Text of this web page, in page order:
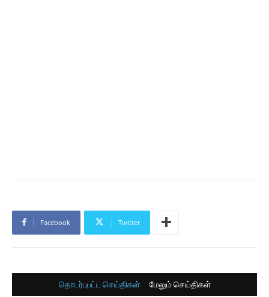
Facebook Twitter
தொடர்புபட்ட செய்திகள் மேலும் செய்திகள்